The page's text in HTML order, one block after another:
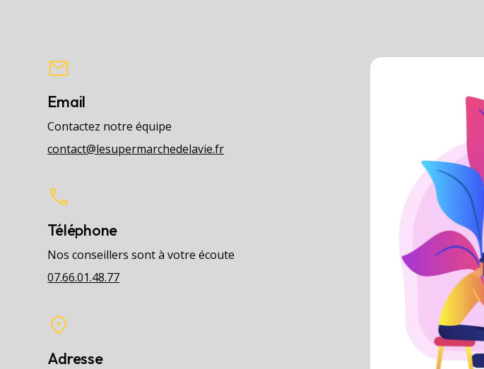
Email
Contactez notre équipe
contact@lesupermarchedelavie.fr
Téléphone
Nos conseillers sont à votre écoute
07.66.01.48.77
Adresse